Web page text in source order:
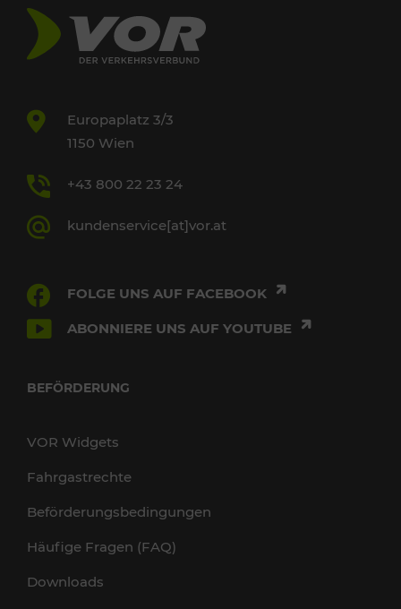
Europaplatz 3/3
1150 Wien
+43 800 22 23 24
kundenservice[at]vor.at
FOLGE UNS AUF FACEBOOK
ABONNIERE UNS AUF YOUTUBE
BEFÖRDERUNG
VOR Widgets
Fahrgastrechte
Beförderungsbedingungen
Häufige Fragen (FAQ)
Downloads